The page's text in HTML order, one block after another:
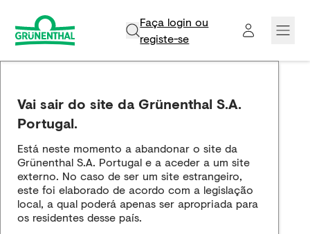
Faça login ou
registe-se​
Inovação e Ciência
Empregos e carreira
Media
Vai sair do site da Grünenthal S.A.
Portugal.
Está neste momento a abandonar o site da
Grünenthal S.A. Portugal e a aceder a um site
externo. No caso de ser um site estrangeiro,
este foi elaborado de acordo com a legislação
local, a qual poderá apenas ser apropriada para
os residentes desse país.